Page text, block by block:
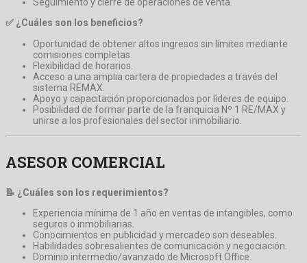
✅ ¿Cuáles son los beneficios?
Oportunidad de obtener altos ingresos sin límites mediante
comisiones completas.
Flexibilidad de horarios.
Acceso a una amplia cartera de propiedades a través del
sistema REMAX.
Apoyo y capacitación proporcionados por líderes de equipo.
Posibilidad de formar parte de la franquicia Nº 1 RE/MAX y
unirse a los profesionales del sector inmobiliario.
ASESOR COMERCIAL
📝 ¿Cuáles son los requerimientos?
Experiencia mínima de 1 año en ventas de intangibles, como
seguros o inmobiliarias.
Conocimientos en publicidad y mercadeo son deseables.
Habilidades sobresalientes de comunicación y negociación.
Dominio intermedio/avanzado de Microsoft Office.